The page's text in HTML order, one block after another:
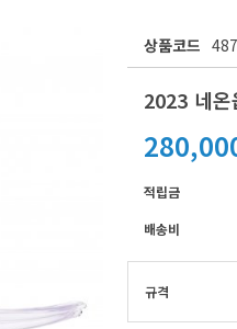
상품코드
2023 네
적립금
배송비
규격